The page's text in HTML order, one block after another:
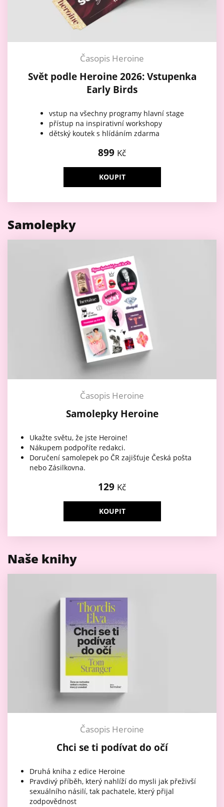
Časopis Heroine
Svět podle Heroine 2026: Vstupenka
Early Birds
vstup na všechny programy hlavní stage
přístup na inspirativní workshopy
dětský koutek s hlídáním zdarma
899 Kč
KOUPIT
Samolepky
Časopis Heroine
Samolepky Heroine
Ukažte světu, že jste Heroine!
Nákupem podpoříte redakci.
Doručení samolepek po ČR zajišťuje Česká pošta
nebo Zásilkovna.
129 Kč
KOUPIT
Naše knihy
Časopis Heroine
Chci se ti podívat do očí
Druhá kniha z edice Heroine
Pravdivý příběh, který nahlíží do mysli jak přeživší
sexuálního násilí, tak pachatele, který přijal
zodpovědnost